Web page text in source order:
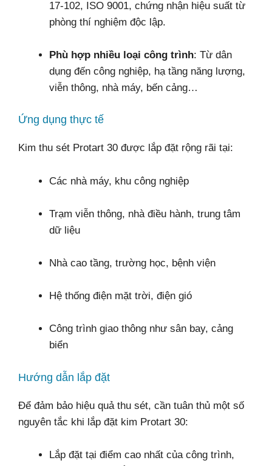
17-102, ISO 9001, chứng nhận hiệu suất từ
phòng thí nghiệm độc lập.
Phù hợp nhiều loại công trình: Từ dân
dụng đến công nghiệp, hạ tầng năng lượng,
viễn thông, nhà máy, bến cảng…
Ứng dụng thực tế
Kim thu sét Protart 30 được lắp đặt rộng rãi tại:
Các nhà máy, khu công nghiệp
Trạm viễn thông, nhà điều hành, trung tâm
dữ liệu
Nhà cao tầng, trường học, bệnh viện
Hệ thống điện mặt trời, điện gió
Công trình giao thông như sân bay, cảng
biển
Hướng dẫn lắp đặt
Để đảm bảo hiệu quả thu sét, cần tuân thủ một số
nguyên tắc khi lắp đặt kim Protart 30:
Lắp đặt tại điểm cao nhất của công trình,